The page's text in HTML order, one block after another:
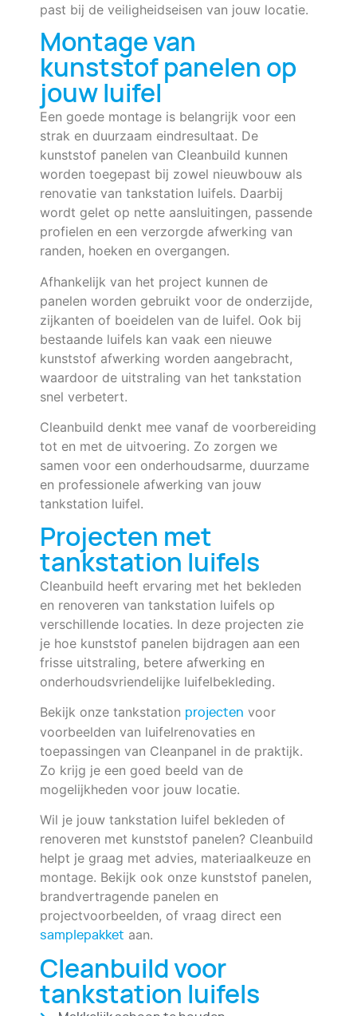
past bij de veiligheidseisen van jouw locatie.
Montage van
kunststof panelen op
jouw luifel
Een goede montage is belangrijk voor een
strak en duurzaam eindresultaat. De
kunststof panelen van Cleanbuild kunnen
worden toegepast bij zowel nieuwbouw als
renovatie van tankstation luifels. Daarbij
wordt gelet op nette aansluitingen, passende
profielen en een verzorgde afwerking van
randen, hoeken en overgangen.
Afhankelijk van het project kunnen de
panelen worden gebruikt voor de onderzijde,
zijkanten of boeidelen van de luifel. Ook bij
bestaande luifels kan vaak een nieuwe
kunststof afwerking worden aangebracht,
waardoor de uitstraling van het tankstation
snel verbetert.
Cleanbuild denkt mee vanaf de voorbereiding
tot en met de uitvoering. Zo zorgen we
samen voor een onderhoudsarme, duurzame
en professionele afwerking van jouw
tankstation luifel.
Projecten met
tankstation luifels
Cleanbuild heeft ervaring met het bekleden
en renoveren van tankstation luifels op
verschillende locaties. In deze projecten zie
je hoe kunststof panelen bijdragen aan een
frisse uitstraling, betere afwerking en
onderhoudsvriendelijke luifelbekleding.
Bekijk onze tankstation projecten voor
voorbeelden van luifelrenovaties en
toepassingen van Cleanpanel in de praktijk.
Zo krijg je een goed beeld van de
mogelijkheden voor jouw locatie.
Wil je jouw tankstation luifel bekleden of
renoveren met kunststof panelen? Cleanbuild
helpt je graag met advies, materiaalkeuze en
montage. Bekijk ook onze kunststof panelen,
brandvertragende panelen en
projectvoorbeelden, of vraag direct een
samplepakket aan.
Cleanbuild voor
tankstation luifels